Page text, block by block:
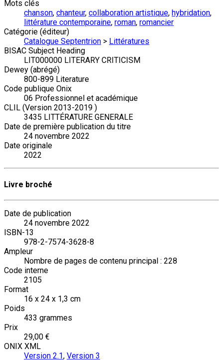
Mots clés
chanson, chanteur, collaboration artistique, hybridation,
littérature contemporaine, roman, romancier
Catégorie (éditeur)
Catalogue Septentrion > Littératures
BISAC Subject Heading
LIT000000 LITERARY CRITICISM
Dewey (abrégé)
800-899 Literature
Code publique Onix
06 Professionnel et académique
CLIL (Version 2013-2019 )
3435 LITTÉRATURE GENERALE
Date de première publication du titre
24 novembre 2022
Date originale
2022
Livre broché
Date de publication
24 novembre 2022
ISBN-13
978-2-7574-3628-8
Ampleur
Nombre de pages de contenu principal : 228
Code interne
2105
Format
16 x 24 x 1,3 cm
Poids
433 grammes
Prix
29,00 €
ONIX XML
Version 2.1, Version 3